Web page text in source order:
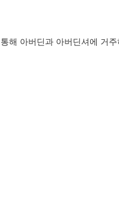
해 아버딘과 아버딘셔에 거